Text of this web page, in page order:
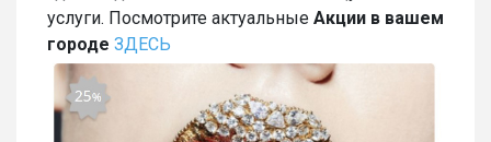
услуги. Посмотрите актуальные Акции в вашем
городе ЗДЕСЬ